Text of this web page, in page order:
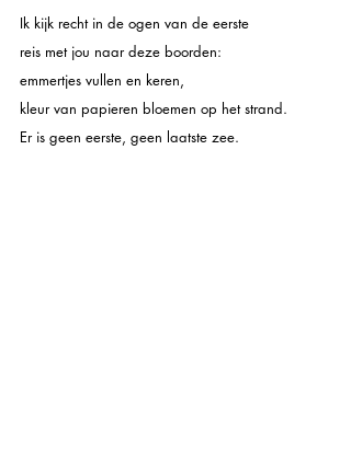
Ik kijk recht in de ogen van de eerste
reis met jou naar deze boorden:
emmertjes vullen en keren,
kleur van papieren bloemen op het strand.
Er is geen eerste, geen laatste zee.